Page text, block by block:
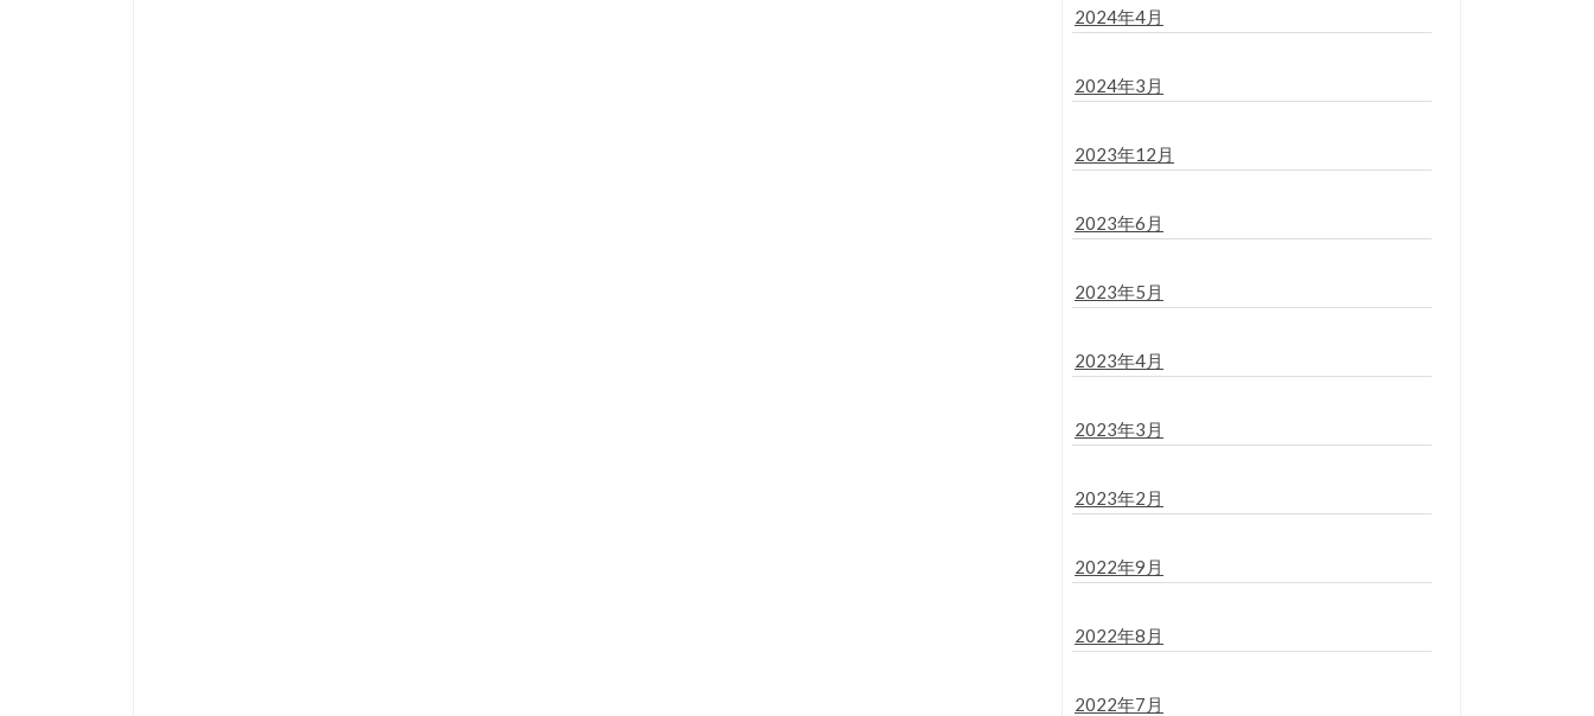
2024年4月
2024年3月
2023年12月
2023年6月
2023年5月
2023年4月
2023年3月
2023年2月
2022年9月
2022年8月
2022年7月